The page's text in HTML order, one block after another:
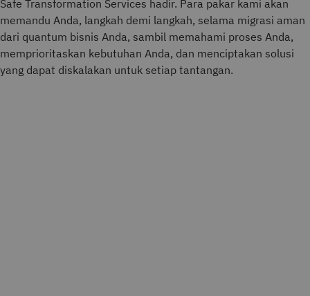
Safe Transformation Services hadir. Para pakar kami akan
memandu Anda, langkah demi langkah, selama migrasi aman
dari quantum bisnis Anda, sambil memahami proses Anda,
memprioritaskan kebutuhan Anda, dan menciptakan solusi
yang dapat diskalakan untuk setiap tantangan.